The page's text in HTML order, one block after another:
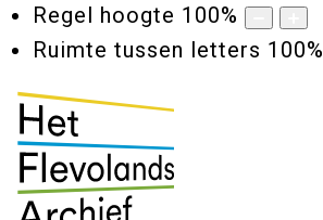
Regel hoogte 100%
Ruimte tussen letters 100%